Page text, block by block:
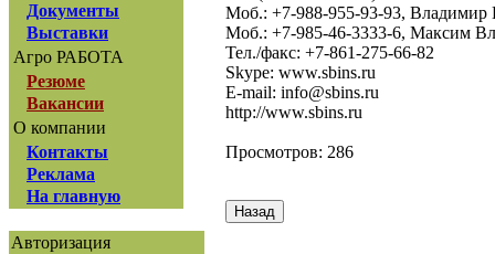
Документы
Выставки
Агро РАБОТА
Резюме
Вакансии
О компании
Контакты
Реклама
На главную
Авторизация
Моб.: +7-988-955-93-93, Владимир
Моб.: +7-985-46-3333-6, Максим
Тел./факс: +7-861-275-66-82
Skype: www.sbins.ru
E-mail: info@sbins.ru
http://www.sbins.ru
Просмотров: 286